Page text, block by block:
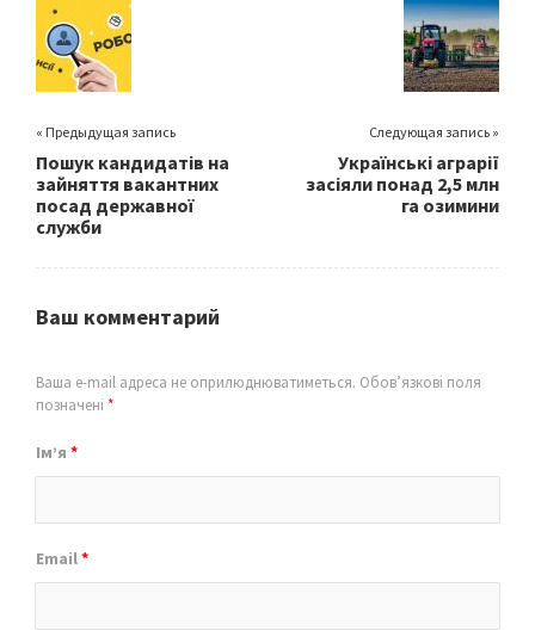
o
k
« Предыдущая запись
Пошук кандидатів на
зайняття вакантних
посад державної
служби
Следующая запись »
Українські аграрії
засіяли понад 2,5 млн
га озимини
Ваш комментарий
Ваша e-mail адреса не оприлюднюватиметься. Обов’язкові поля
позначені *
Ім’я *
Email*